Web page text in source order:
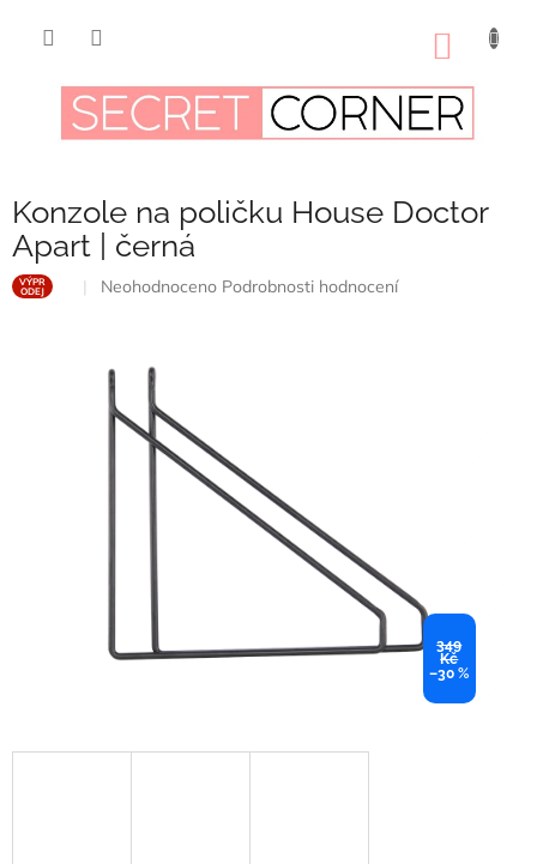
Konzole na poličku House Doctor
Apart | černá
VÝPR
ODEJ
Průměrné
0,0
hvězdiček.
Neohodnoceno Podrobnosti hodnocení
349
Kč
–30 %